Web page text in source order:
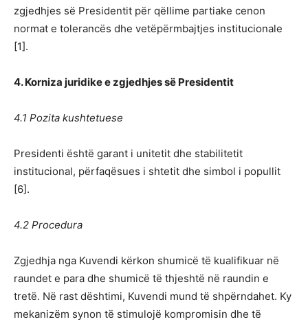
zgjedhjes së Presidentit për qëllime partiake cenon
normat e tolerancës dhe vetëpërmbajtjes institucionale
[1].
4. Korniza juridike e zgjedhjes së Presidentit
4.1 Pozita kushtetuese
Presidenti është garant i unitetit dhe stabilitetit
institucional, përfaqësues i shtetit dhe simbol i popullit
[6].
4.2 Procedura
Zgjedhja nga Kuvendi kërkon shumicë të kualifikuar në
raundet e para dhe shumicë të thjeshtë në raundin e
tretë. Në rast dështimi, Kuvendi mund të shpërndahet. Ky
mekanizëm synon të stimulojë kompromisin dhe të